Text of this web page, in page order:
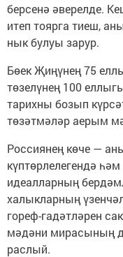
берсенә әверелде.
итеп тоярга тиеш,
нык булуы зарур.
Бөек Җиңүнең 75
төзелүнең 100
тарихны бозып
төзәтмәләр аерым
Россиянең көче —
күптөрлелегендә
идеалларның
халыкларның
гореф-гадәтләрен
мәдәни мирасының
раслый.